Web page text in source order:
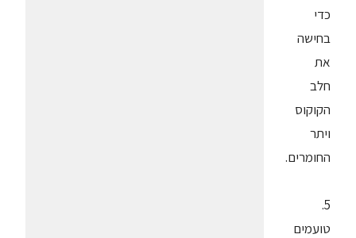
כדי
בחישה
את
חלב
הקוקוס
ויתר
החומרים.
5.
טועמים